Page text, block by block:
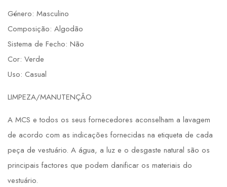
Género: Masculino
Composição: Algodão
Sistema de Fecho: Não
Cor: Verde
Uso: Casual
LIMPEZA/MANUTENÇÃO
A MCS e todos os seus fornecedores aconselham a lavagem
de acordo com as indicações fornecidas na etiqueta de cada
peça de vestuário. A água, a luz e o desgaste natural são os
principais factores que podem danificar os materiais do
vestuário.